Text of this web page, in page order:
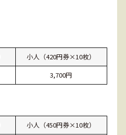
小人（420円券×10枚）
3,700円
小人（450円券×10枚）